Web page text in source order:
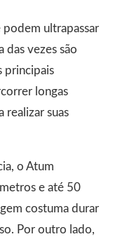
podem ultrapassar
vezes são
principais
longas
realizar suas
o Atum
e até 50
costuma durar
Por outro lado,